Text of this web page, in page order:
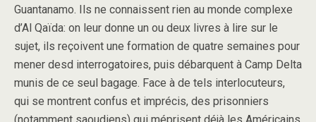
Guantanamo. Ils ne connaissent rien au monde complexe
d’Al Qaïda: on leur donne un ou deux livres à lire sur le
sujet, ils reçoivent une formation de quatre semaines pour
mener desd interrogatoires, puis débarquent à Camp Delta
munis de ce seul bagage. Face à de tels interlocuteurs,
qui se montrent confus et imprécis, des prisonniers